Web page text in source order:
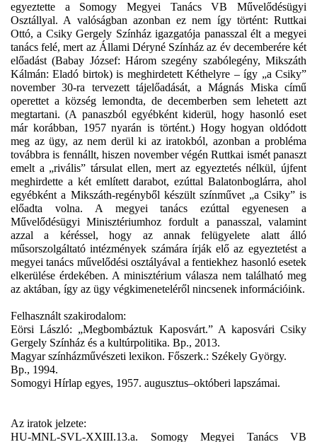
egyeztette a Somogy Megyei Tanács VB Művelődésügyi
Osztállyal. A valóságban azonban ez nem így történt: Ruttkai
Ottó, a Csiky Gergely Színház igazgatója panasszal élt a megyei
tanács felé, mert az Állami Déryné Színház az év decemberére két
előadást (Babay József: Három szegény szabólegény, Mikszáth
Kálmán: Eladó birtok) is meghirdetett Kéthelyre – így „a Csiky”
november 30-ra tervezett tájelőadását, a Mágnás Miska című
operettet a község lemondta, de decemberben sem lehetett azt
megtartani. (A panaszból egyébként kiderül, hogy hasonló eset
már korábban, 1957 nyarán is történt.) Hogy hogyan oldódott
meg az ügy, az nem derül ki az iratokból, azonban a probléma
továbbra is fennállt, hiszen november végén Ruttkai ismét panaszt
emelt a „rivális” társulat ellen, mert az egyeztetés nélkül, újfent
meghirdette a két említett darabot, ezúttal Balatonboglárra, ahol
egyébként a Mikszáth-regényből készült színművet „a Csiky” is
előadta volna. A megyei tanács ezúttal egyenesen a
Művelődésügyi Minisztériumhoz fordult a panasszal, valamint
azzal a kéréssel, hogy az annak felügyelete alatt álló
műsorszolgáltató intézmények számára írják elő az egyeztetést a
megyei tanács művelődési osztályával a fentiekhez hasonló esetek
elkerülése érdekében. A minisztérium válasza nem található meg
az aktában, így az ügy végkimeneteléről nincsenek információink.
Felhasznált szakirodalom:
Eörsi László: „Megbombáztuk Kaposvárt.” A kaposvári Csiky
Gergely Színház és a kultúrpolitika. Bp., 2013.
Magyar színházművészeti lexikon. Főszerk.: Székely György.
Bp., 1994.
Somogyi Hírlap egyes, 1957. augusztus–októberi lapszámai.
Az iratok jelzete:
HU-MNL-SVL-XXIII.13.a. Somogy Megyei Tanács VB